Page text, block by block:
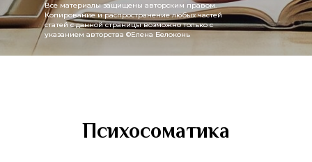
Все материалы защищены авторским правом.
Копирование и распространение любых частей
статей с данной страницы возможно только с
указанием авторства ©Елена Белоконь
Психосоматика